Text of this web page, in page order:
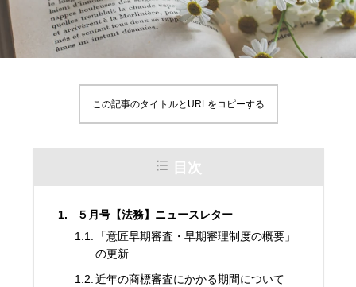
この記事のタイトルとURLをコピーする
目次
５月号【法務】ニュースレター
「意匠早期審査・早期審理制度の概要」
の更新
近年の商標審査にかかる期間について